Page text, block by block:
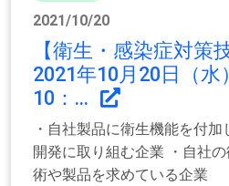
2021/10/20
【衛生・感染症対策
2021年10月20日（水
10：...
・自社製品に衛生機能を付
開発に取り組む企業 ・自社
術や製品を求めている企業